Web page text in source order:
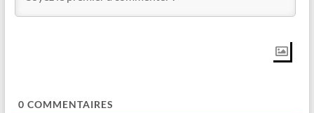
0 COMMENTAIRES